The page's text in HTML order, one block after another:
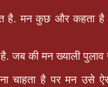
है. मन कुछ और कहता है
जब की मन ख्याली पुलाव
चाहता है पर मन उसे